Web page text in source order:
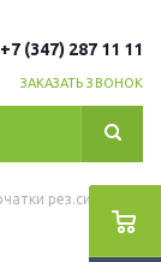
+7 (347) 287 11 11
ЗАКАЗАТЬ ЗВОНОК
рез.синие